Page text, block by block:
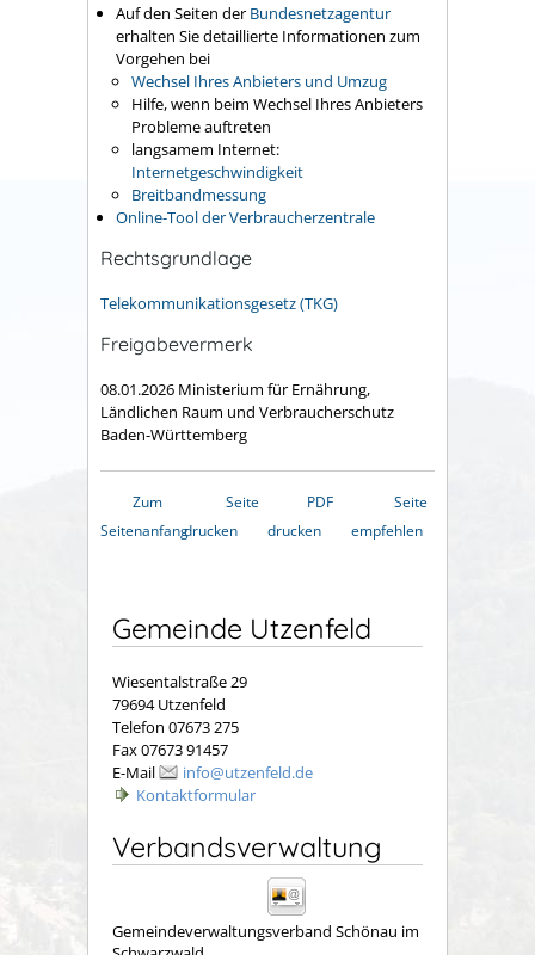
Auf den Seiten der Bundesnetzagentur
erhalten Sie detaillierte Informationen zum
Vorgehen bei
Wechsel Ihres Anbieters und Umzug
Hilfe, wenn beim Wechsel Ihres Anbieters
Probleme auftreten
langsamem Internet:
Internetgeschwindigkeit
Breitbandmessung
Online-Tool der Verbraucherzentrale
Rechtsgrundlage
Telekommunikationsgesetz (TKG)
Freigabevermerk
08.01.2026 Ministerium für Ernährung,
Ländlichen Raum und Verbraucherschutz
Baden-Württemberg
Zum
Seitenanfang
Seite
drucken
PDF
drucken
Seite
empfehlen
Gemeinde Utzenfeld
Wiesentalstraße 29
79694 Utzenfeld
Telefon 07673 275
Fax 07673 91457
E-Mail
info@utzenfeld.de
Kontaktformular
Verbandsverwaltung
Gemeindeverwaltungsverband Schönau im